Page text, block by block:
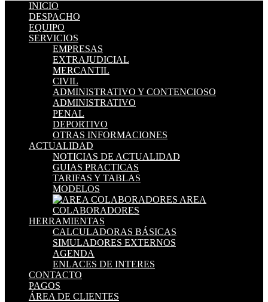
INICIO
DESPACHO
EQUIPO
SERVICIOS
EMPRESAS
EXTRAJUDICIAL
MERCANTIL
CIVIL
ADMINISTRATIVO Y CONTENCIOSO
ADMINISTRATIVO
PENAL
DEPORTIVO
OTRAS INFORMACIONES
ACTUALIDAD
NOTICIAS DE ACTUALIDAD
GUIAS PRACTICAS
TARIFAS Y TABLAS
MODELOS
AREA
COLABORADORES
HERRAMIENTAS
CALCULADORAS BÁSICAS
SIMULADORES EXTERNOS
AGENDA
ENLACES DE INTERES
CONTACTO
PAGOS
ÁREA DE CLIENTES